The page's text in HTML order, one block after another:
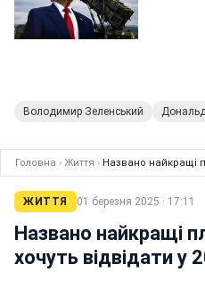
Володимир Зеленський
Головна › Життя › Названо найкращі
ЖИТТЯ 01 березня 2025 · 17:11
Названо найкращі
хочуть відвідати у